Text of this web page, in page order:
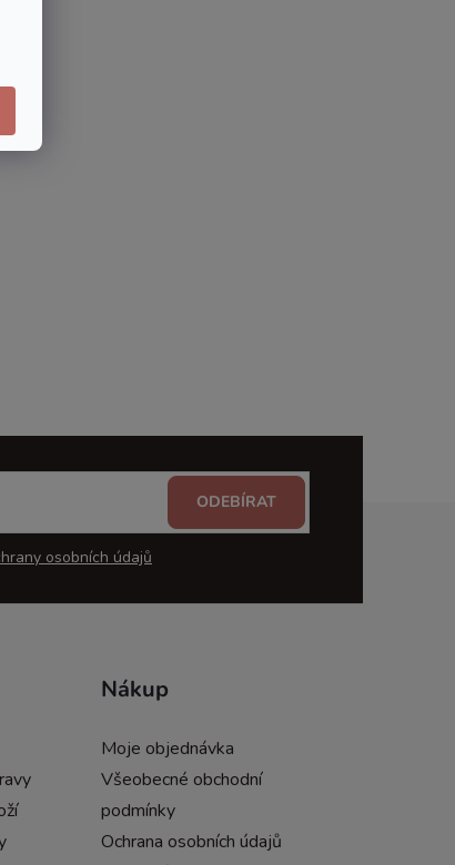
osobních údajů
ODEBÍRAT
Nákup
Moje objednávka
Všeobecné obchodní
podmínky
Ochrana osobních údajů